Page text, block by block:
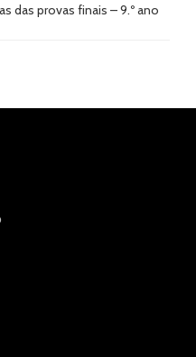
das provas finais – 9.º ano